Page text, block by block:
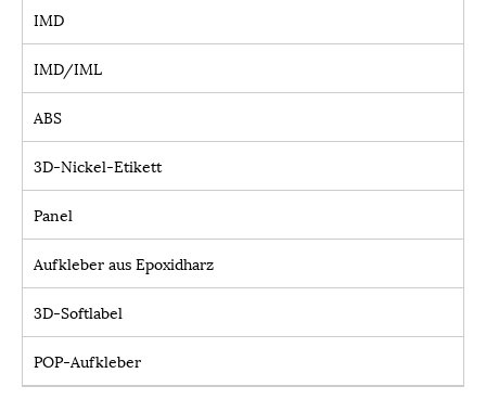
IMD
IMD/IML
ABS
3D-Nickel-Etikett
Panel
Aufkleber aus Epoxidharz
3D-Softlabel
POP-Aufkleber